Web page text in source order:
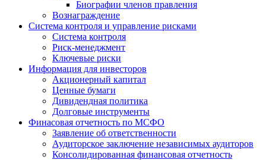
Биографии членов правления
Вознаграждение
Система контроля и управление рисками
Система контроля
Риск-менеджмент
Ключевые риски
Информация для инвесторов
Акционерный капитал
Ценные бумаги
Дивидендная политика
Долговые инструменты
Финасовая отчетность по МСФО
Заявление об ответственности
Аудиторское заключение независимых аудиторов
Консолидированная финансовая отчетность